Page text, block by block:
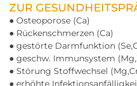
ZUR
● Osteoporose (Ca)
● Rückenschmerzen (Ca)
● gestörte Darmfunktion
● geschw. Immunsystem
● Störung Stoffwechsel
● erhöhte